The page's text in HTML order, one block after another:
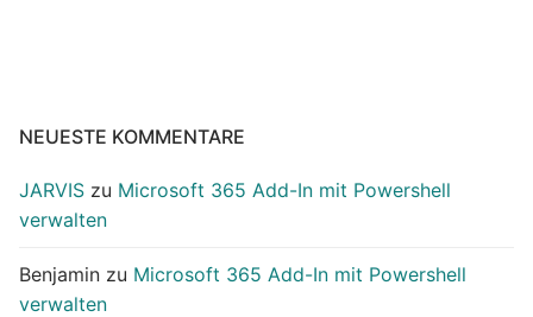
NEUESTE KOMMENTARE
JARVIS zu Microsoft 365 Add-In mit Powershell
verwalten
Benjamin zu Microsoft 365 Add-In mit Powershell
verwalten